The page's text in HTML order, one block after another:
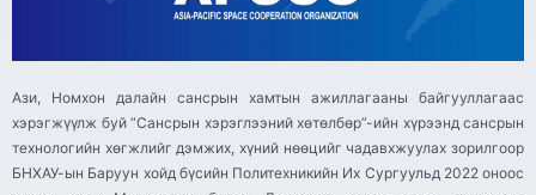
Ази, Номхон далайн сансрын хамтын ажиллагааны байгууллагаас
хэрэгжүүлж буй “Сансрын хэрэглээний хөтөлбөр”-ийн хүрээнд сансрын
технологийн хөгжлийг дэмжих, хүний нөөцийг чадавхжуулах зорилгоор
БНХАУ-ын Баруун хойд бүсийн Политехникийн Их Сургуульд 2022 оноос